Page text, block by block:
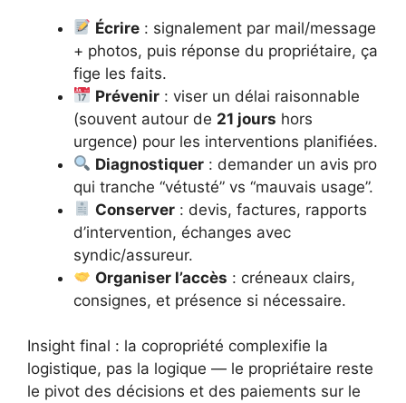
Écrire : signalement par mail/message
+ photos, puis réponse du propriétaire, ça
fige les faits.
Prévenir : viser un délai raisonnable
(souvent autour de 21 jours hors
urgence) pour les interventions planifiées.
Diagnostiquer : demander un avis pro
qui tranche “vétusté” vs “mauvais usage”.
Conserver : devis, factures, rapports
d’intervention, échanges avec
syndic/assureur.
Organiser l’accès : créneaux clairs,
consignes, et présence si nécessaire.
Insight final : la copropriété complexifie la
logistique, pas la logique — le propriétaire reste
le pivot des décisions et des paiements sur le